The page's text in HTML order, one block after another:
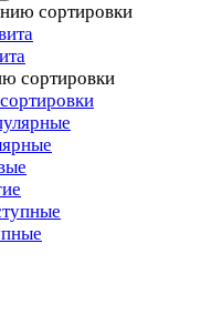
сортировки
сортировки